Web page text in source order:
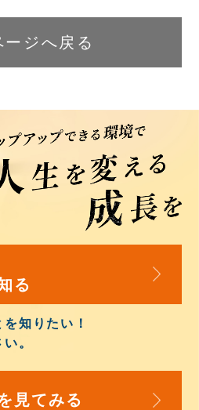
ージへ戻る
る
知りたい！
。
見てみる